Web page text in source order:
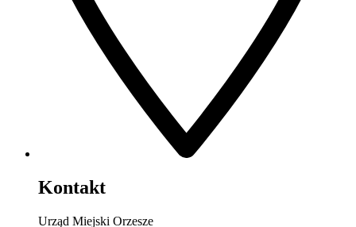
Kontakt
Urząd Miejski Orzesze